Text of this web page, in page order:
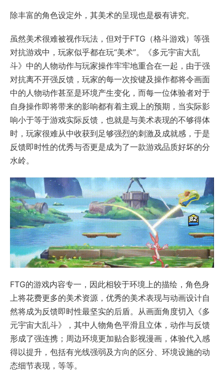
除丰富的角色设定外，其美术的呈现也是极有讲究。
虽然美术很难被视作玩法，但对于FTG（格斗游戏）等强
对抗游戏中，玩家似乎都在玩“美术”。《多元宇宙大乱
斗》中的人物动作与玩家操作牢牢地重合在一起，由于强
对抗离不开强反馈，玩家的每一次按键及操作都将令画面
中的人物动作甚至是环境产生变化，而每一位体验者对于
自身操作即将带来的影响都有着主观上的预期，当实际影
响小于等于游戏实际反馈，也就是与美术表现的不够得体
时，玩家很难从中收获到足够强烈的刺激及成就感，于是
反馈即时性的优秀与否更是成为了一款游戏品质好坏的分
水岭。
FTG的游戏内容专一，因此相较于环境上的描绘，角色身
上将花费更多的美术资源，优秀的美术表现与动画设计自
然将成为反馈即时性最坚实的后盾。从画面角度切入《多
元宇宙大乱斗》，其中人物角色平滑且立体，动作与反馈
形成了强连携；周边环境更加贴合影视漫画，体验代入感
得以提升，包括有光线强弱及方向的区分、环境设施的动
态细节表现，等等。